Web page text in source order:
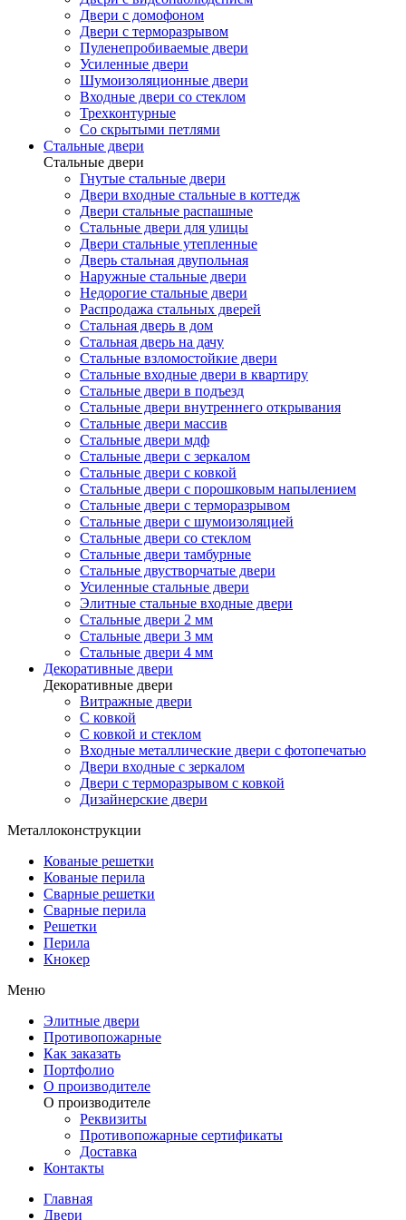
Двери с домофоном
Двери с терморазрывом
Пуленепробиваемые двери
Усиленные двери
Шумоизоляционные двери
Входные двери со стеклом
Трехконтурные
Со скрытыми петлями
Стальные двери
Стальные двери
Гнутые стальные двери
Двери входные стальные в коттедж
Двери стальные распашные
Стальные двери для улицы
Двери стальные утепленные
Дверь стальная двупольная
Наружные стальные двери
Недорогие стальные двери
Распродажа стальных дверей
Стальная дверь в дом
Стальная дверь на дачу
Стальные взломостойкие двери
Стальные входные двери в квартиру
Стальные двери в подъезд
Стальные двери внутреннего открывания
Стальные двери массив
Стальные двери мдф
Стальные двери с зеркалом
Стальные двери с ковкой
Стальные двери с порошковым напылением
Стальные двери с терморазрывом
Стальные двери с шумоизоляцией
Стальные двери со стеклом
Стальные двери тамбурные
Стальные двустворчатые двери
Усиленные стальные двери
Элитные стальные входные двери
Стальные двери 2 мм
Стальные двери 3 мм
Стальные двери 4 мм
Декоративные двери
Декоративные двери
Витражные двери
С ковкой
С ковкой и стеклом
Входные металлические двери с фотопечатью
Двери входные с зеркалом
Двери с терморазрывом с ковкой
Дизайнерские двери
Металлоконструкции
Кованые решетки
Кованые перила
Сварные решетки
Сварные перила
Решетки
Перила
Кнокер
Меню
Элитные двери
Противопожарные
Как заказать
Портфолио
О производителе
О производителе
Реквизиты
Противопожарные сертификаты
Доставка
Контакты
Главная
Двери